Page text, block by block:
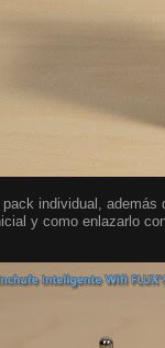
individual, además
y como enlazarlo